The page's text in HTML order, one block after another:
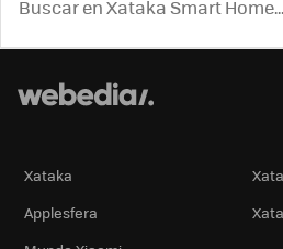
Xataka
Applesfera